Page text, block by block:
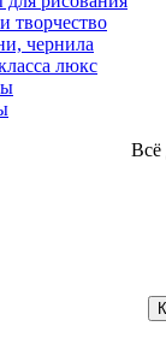
творчество
чернила
люкс
Всё